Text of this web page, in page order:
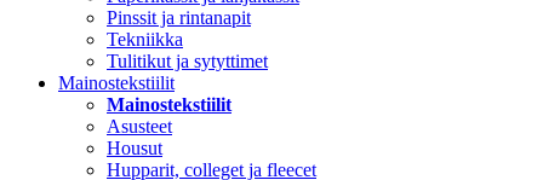
Pinssit ja rintanapit
Tekniikka
Tulitikut ja sytyttimet
Mainostekstiilit
Mainostekstiilit
Asusteet
Housut
Hupparit, colleget ja fleecet